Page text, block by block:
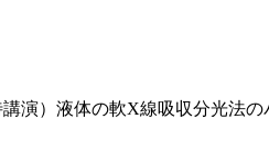
講演）液体の軟X線吸収分光法